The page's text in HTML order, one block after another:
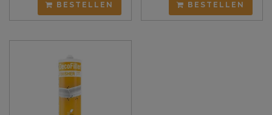
BESTELLEN BESTELLEN